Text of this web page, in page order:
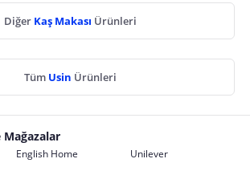
Diğer Kaş Makası Ürünleri
Tüm Usin Ürünleri
English Home
Unilever